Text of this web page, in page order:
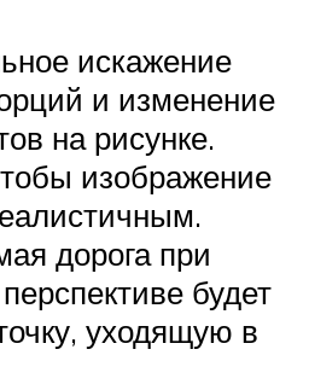
искажение
и изменение
на рисунке.
изображение
дорога при
будет
уходящую в